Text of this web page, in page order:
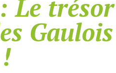
Le trésor
Gaulois
!